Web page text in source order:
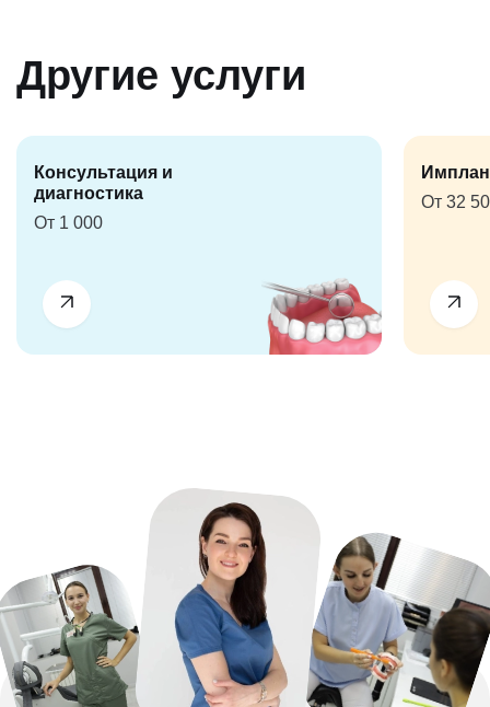
Другие услуги
Консультация и
диагностика
От 1 000
От 32